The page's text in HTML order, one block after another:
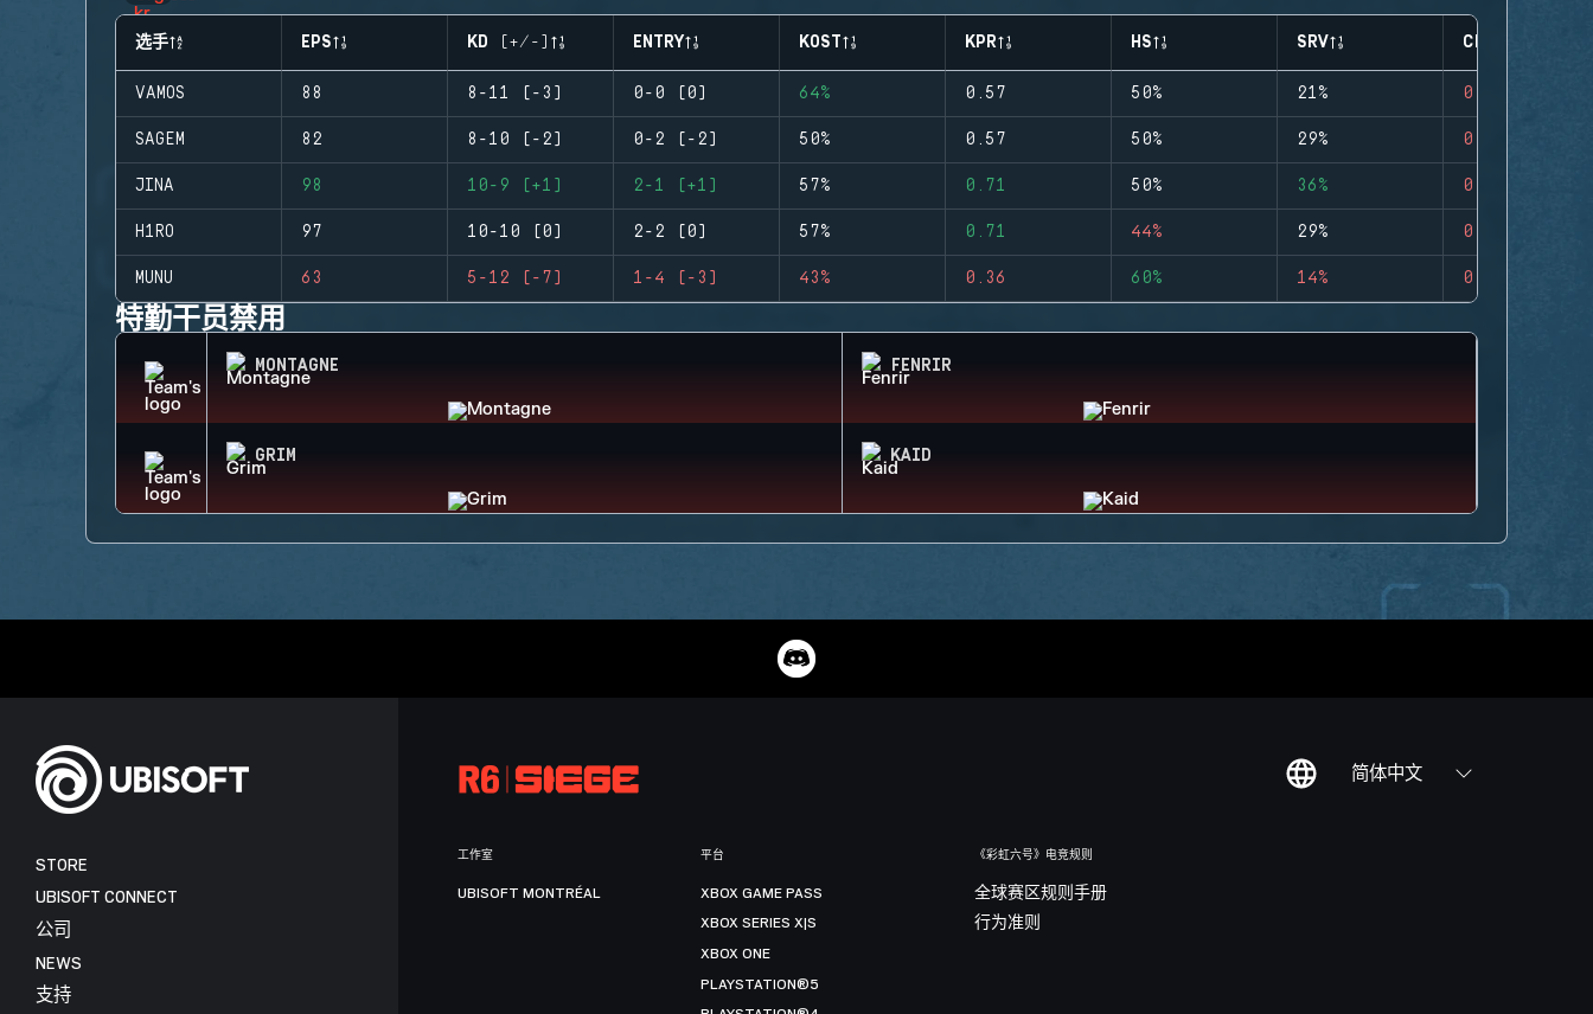
选手 EPS KD (+/-) ENTRY KOST KPR HS SRV CLUTCHES
VAMOS 88 8-11 (-3) 0-0 (0) 64% 0.57 50% 21% 0
SAGEM 82 8-10 (-2) 0-2 (-2) 50% 0.57 50% 29% 0
JINA 98 10-9 (+1) 2-1 (+1) 57% 0.71 50% 36% 0
H1RO 97 10-10 (0) 2-2 (0) 57% 0.71 44% 29% 0
MUNU 63 5-12 (-7) 1-4 (-3) 43% 0.36 60% 14% 0
特勤干员禁用
MONTAGNE FENRIR
GRIM KAID
简体中文
STORE
UBISOFT CONNECT
公司
NEWS
支持
工作室
UBISOFT MONTRÉAL
平台
XBOX GAME PASS
XBOX SERIES X|S
XBOX ONE
PLAYSTATION®5
《彩虹六号》电竞规则
全球赛区规则手册
行为准则